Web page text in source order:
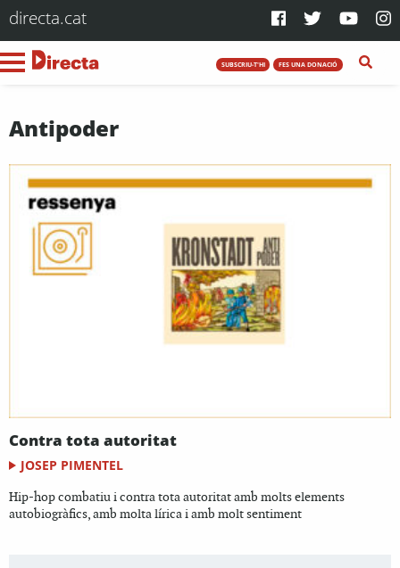
directa.cat
SUBSCRIU-T'HI FES UNA DONACIÓ
Antipoder
Contra tota autoritat
JOSEP PIMENTEL
Hip-hop combatiu i contra tota autoritat amb molts elements
autobiogràfics, amb molta lírica i amb molt sentiment